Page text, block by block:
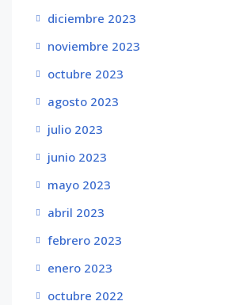
diciembre 2023
noviembre 2023
octubre 2023
agosto 2023
julio 2023
junio 2023
mayo 2023
abril 2023
febrero 2023
enero 2023
octubre 2022